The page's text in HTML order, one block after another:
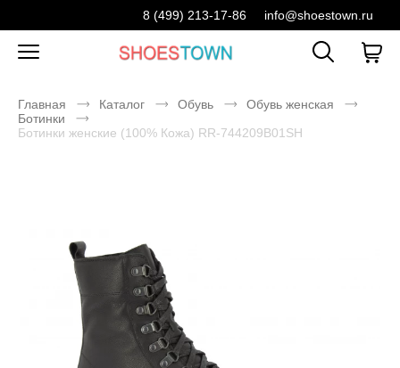
8 (499) 213-17-86 info@shoestown.ru
Главная Каталог Обувь
Обувь женская
Ботинки
Ботинки женские (100% Кожа) RR-744209B01SH